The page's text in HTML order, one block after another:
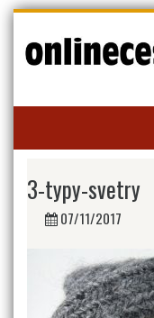
Skip
content
3-typy-svetry
07/11/2017